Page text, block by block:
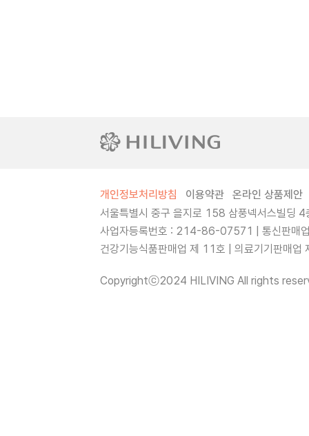
개인정보처리방침 이용약관
온라인 상품제안
서울특별시 중구 을지로 158 삼풍넥서스빌딩
사업자등록번호 : 214-86-07571 | 통신판매
건강기능식품판매업 제 11호 | 의료기기판매
Copyrightⓒ2024 HILIVING All rights